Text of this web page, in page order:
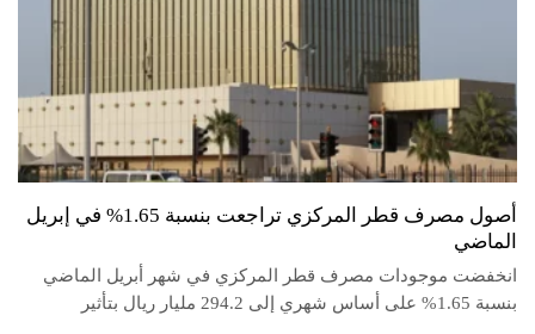
أصول مصرف قطر المركزي تراجعت بنسبة 1.65% في إبريل
الماضي
انخفضت موجودات مصرف قطر المركزي في شهر أبريل الماضي
بنسبة 1.65% على أساس شهري إلى 294.2 مليار ريال بتأثير